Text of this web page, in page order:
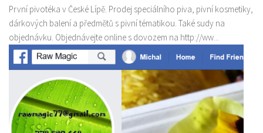
První pivotéka v České Lípě. Prodej speciálního piva, pivní kosmetiky,
dárkových balení a předmětů s pivní tématikou. Také sudy na
objednávku. Objednávejte online s dovozem na http://ww...